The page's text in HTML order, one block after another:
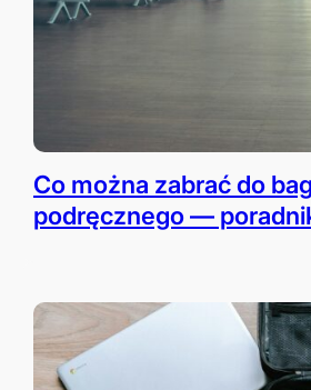
Co można zabrać do
podręcznego —